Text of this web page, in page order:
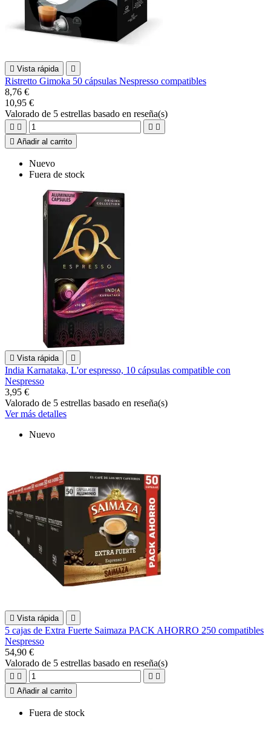
 Vista rápida 
Ristretto Gimoka 50 cápsulas Nespresso compatibles
8,76 €
10,95 €
Valorado de 5 estrellas basado en reseña(s)
   
 Añadir al carrito
Nuevo
Fuera de stock
 Vista rápida 
India Karnataka, L'or espresso, 10 cápsulas compatible con
Nespresso
3,95 €
Valorado de 5 estrellas basado en reseña(s)
Ver más detalles
Nuevo
 Vista rápida 
5 cajas de Extra Fuerte Saimaza PACK AHORRO 250 compatibles
Nespresso
54,90 €
Valorado de 5 estrellas basado en reseña(s)
   
 Añadir al carrito
Fuera de stock